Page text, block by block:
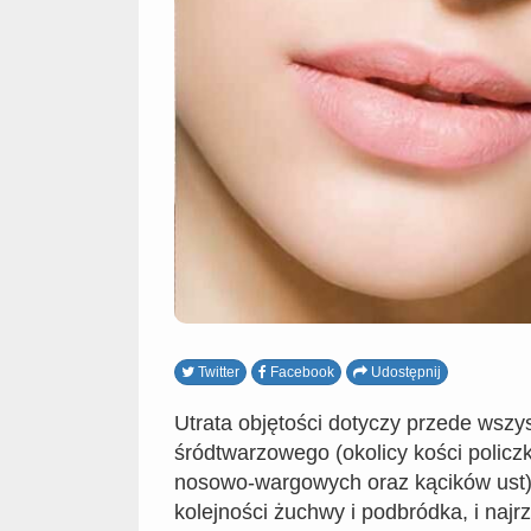
Twitter Facebook Udostępnij
Utrata objętości dotyczy przede
śródtwarzowego (okolicy kości
nosowo-wargowych oraz kącików
kolejności żuchwy i podbródka, i